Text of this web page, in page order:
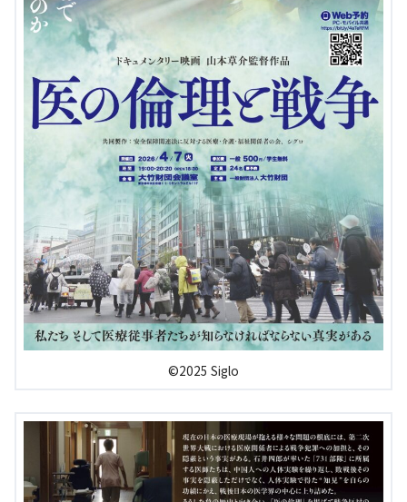
©2025 Siglo